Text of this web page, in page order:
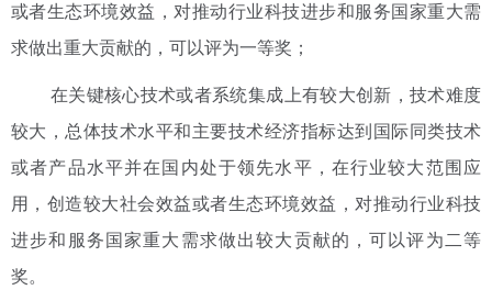
或者生态环境效益，对推动行业科技进步和服务国家重大需
求做出重大贡献的，可以评为一等奖；
在关键核心技术或者系统集成上有较大创新，技术难度
较大，总体技术水平和主要技术经济指标达到国际同类技术
或者产品水平并在国内处于领先水平，在行业较大范围应
用，创造较大社会效益或者生态环境效益，对推动行业科技
进步和服务国家重大需求做出较大贡献的，可以评为二等
奖。